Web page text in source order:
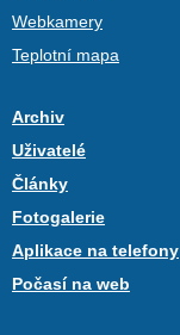
Webkamery
Teplotní mapa
Archiv
Uživatelé
Články
Fotogalerie
Aplikace na telefony
Počasí na web